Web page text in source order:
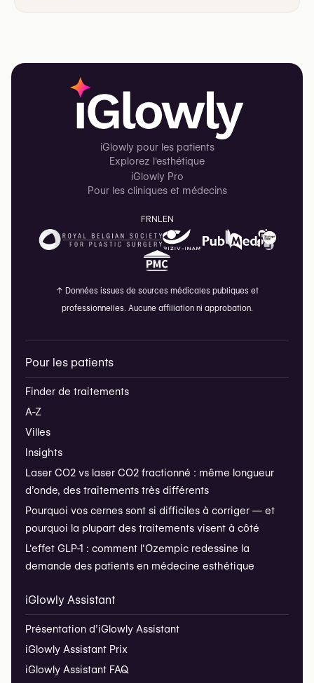
iGlowly pour les patients
Explorez l'esthétique
iGlowly Pro
Pour les cliniques et médecins
FRNLEN
↑ Données issues de sources médicales publiques et
professionnelles. Aucune affiliation ni approbation.
Pour les patients
Finder de traitements
A-Z
Villes
Insights
Laser CO2 vs laser CO2 fractionné : même longueur
d’onde, des traitements très différents
Pourquoi vos cernes sont si difficiles à corriger — et
pourquoi la plupart des traitements visent à côté
L'effet GLP-1 : comment l'Ozempic redessine la
demande des patients en médecine esthétique
iGlowly Assistant
Présentation d’iGlowly Assistant
iGlowly Assistant Prix
iGlowly Assistant FAQ